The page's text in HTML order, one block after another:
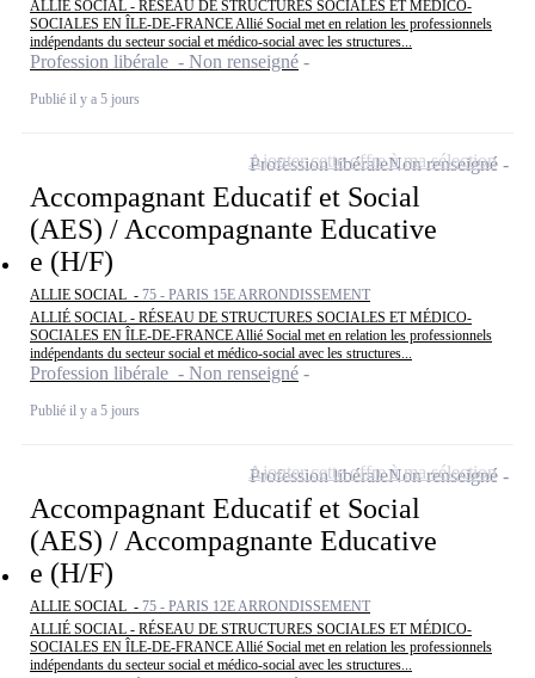
ALLIÉ SOCIAL - RÉSEAU DE STRUCTURES SOCIALES ET MÉDICO-
SOCIALES EN ÎLE-DE-FRANCE Allié Social met en relation les professionnels
indépendants du secteur social et médico-social avec les structures...
Profession libérale - Non renseigné
Publié il y a 5 jours
Accompagnant Educatif et Social
(AES) / Accompagnante Educative
e (H/F)
ALLIE SOCIAL - 75 - PARIS 15E ARRONDISSEMENT
ALLIÉ SOCIAL - RÉSEAU DE STRUCTURES SOCIALES ET MÉDICO-
SOCIALES EN ÎLE-DE-FRANCE Allié Social met en relation les professionnels
indépendants du secteur social et médico-social avec les structures...
Profession libérale - Non renseigné
Publié il y a 5 jours
Profession libéraleNon renseigné
Ajouter cette offre à ma sélection
Accompagnant Educatif et Social
(AES) / Accompagnante Educative
e (H/F)
ALLIE SOCIAL - 75 - PARIS 12E ARRONDISSEMENT
ALLIÉ SOCIAL - RÉSEAU DE STRUCTURES SOCIALES ET MÉDICO-
SOCIALES EN ÎLE-DE-FRANCE Allié Social met en relation les professionnels
indépendants du secteur social et médico-social avec les structures...
Profession libéraleNon renseigné
Ajouter cette offre à ma sélection